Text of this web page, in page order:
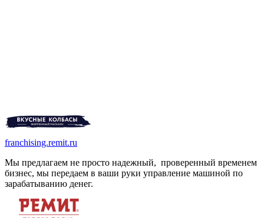
franchising.remit.ru
Мы предлагаем не просто надежный, проверенный временем
бизнес, мы передаем в ваши руки управление машиной по
зарабатыванию денег.